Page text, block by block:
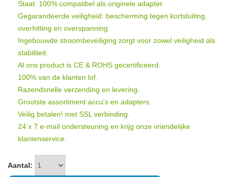
Staat: 100% compatibel als originele adapter.
Gegarandeerde veiligheid: bescherming tegen kortsluiting,
overhitting en overspanning.
Ingebouwde stroombeveiliging zorgt voor zowel veiligheid als
stabiliteit.
Al ons product is CE & ROHS gecertificeerd.
100% van de klanten lof.
Razendsnelle verzending en levering.
Grootste assortiment accu's en adapters.
Veilig betalen! met SSL verbinding.
24 x 7 e-mail ondersteuning en krijg onze vriendelijke
klantenservice.
Aantal: